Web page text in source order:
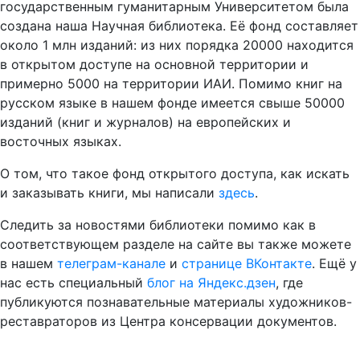
государственным гуманитарным Университетом была
создана наша Научная библиотека. Её фонд составляет
около 1 млн изданий: из них порядка 20000 находится
в открытом доступе на основной территории и
примерно 5000 на территории ИАИ. Помимо книг на
русском языке в нашем фонде имеется свыше 50000
изданий (книг и журналов) на европейских и
восточных языках.
О том, что такое фонд открытого доступа, как искать
и заказывать книги, мы написали здесь.
Следить за новостями библиотеки помимо как в
соответствующем разделе на сайте вы также можете
в нашем телеграм-канале и странице ВКонтакте. Ещё у
нас есть специальный блог на Яндекс.дзен, где
публикуются познавательные материалы художников-
реставраторов из Центра консервации документов.